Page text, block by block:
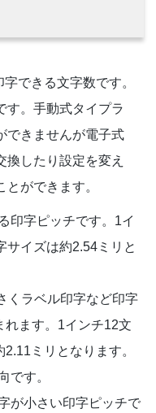
できる文字数です。
す。手動式タイプラ
できませんが電子式
換したり設定を変え
ができます。
印字ピッチです。1イ
サイズは約2.54ミリと
くラベル印字など印字
れます。1インチ12文
ミリとなります。
です。
が小さい印字ピッチで